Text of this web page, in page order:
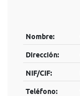
Nombre:
Dirección:
NIF/CIF:
Teléfono: